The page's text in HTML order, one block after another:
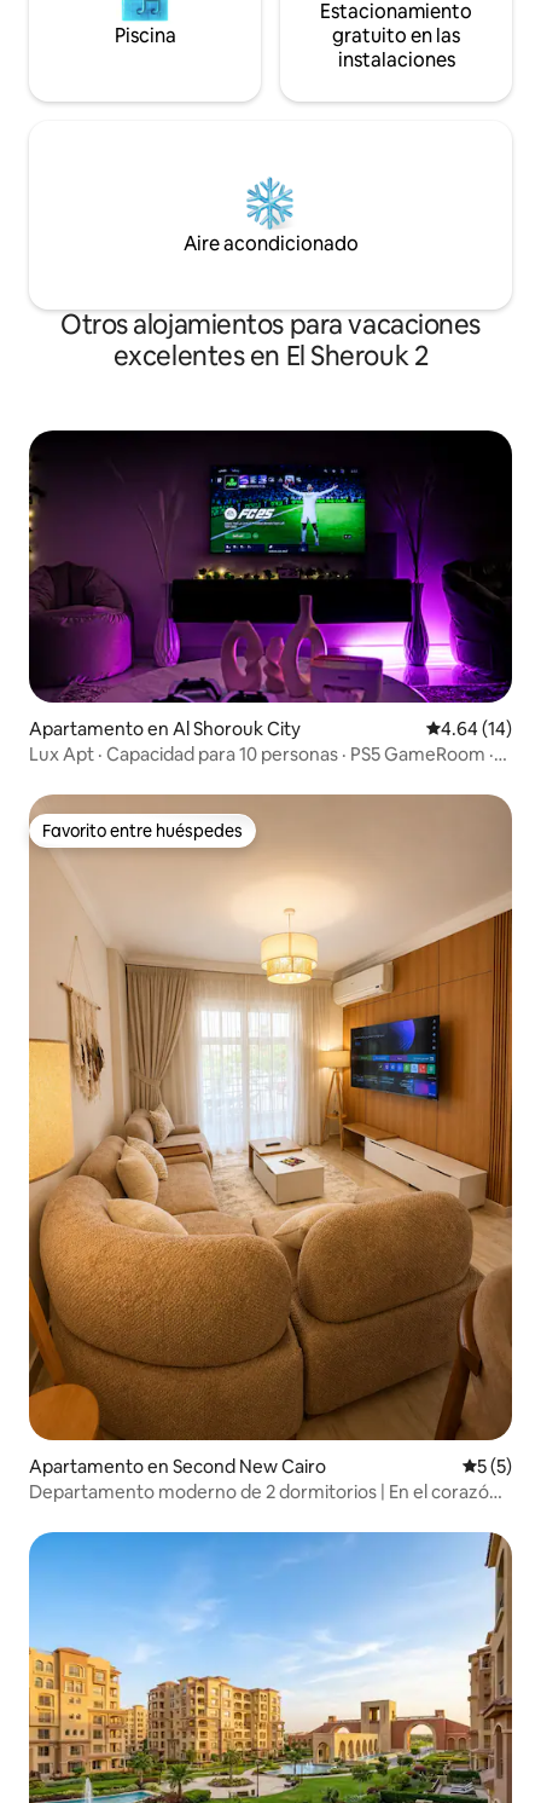
Piscina
Estacionamiento
gratuito en las
instalaciones
Aire acondicionado
Otros alojamientos para vacaciones
excelentes en El Sherouk 2
Apartamento en Al Shorouk City Calificación
4.64 (14)
Lux Apt · Capacidad para 10 personas · PS5 GameRoom ·
Favorito entre huéspedes
Favorito entre huéspedes
Apartamento en Second New Cairo
5 (5)
Departamento moderno de 2 dormitorios | En el corazón